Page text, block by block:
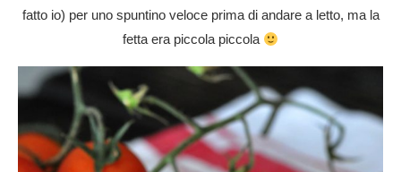
fatto io) per uno spuntino veloce prima di andare a letto, ma la
fetta era piccola piccola